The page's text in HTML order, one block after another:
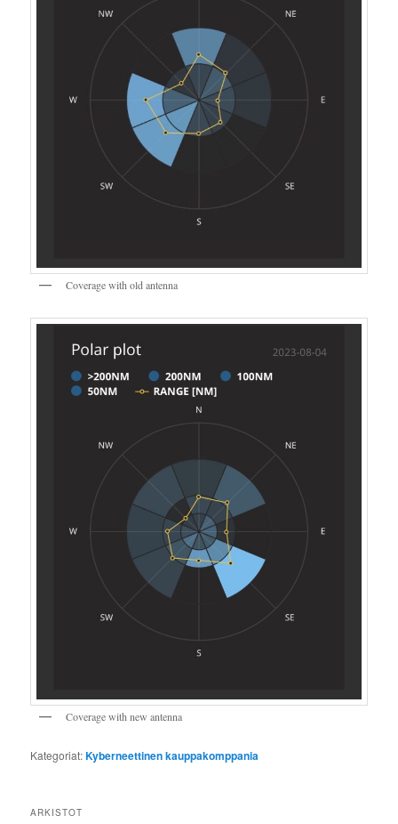
Coverage with old antenna
Coverage with new antenna
Kategoriat:Kyberneettinen kauppakomppania
ARKISTOT